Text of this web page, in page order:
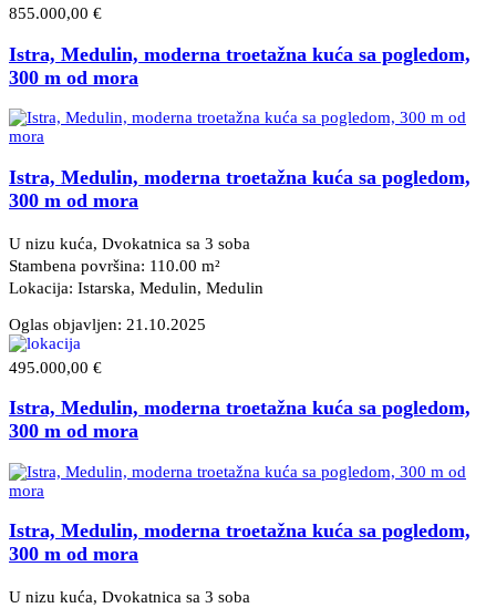
855.000,00 €
Istra, Medulin, moderna troetažna kuća sa pogledom,
300 m od mora
Istra, Medulin, moderna troetažna kuća sa pogledom,
300 m od mora
U nizu kuća, Dvokatnica sa 3 soba
Stambena površina: 110.00 m²
Lokacija: Istarska, Medulin, Medulin
Oglas objavljen: 21.10.2025
495.000,00 €
Istra, Medulin, moderna troetažna kuća sa pogledom,
300 m od mora
Istra, Medulin, moderna troetažna kuća sa pogledom,
300 m od mora
U nizu kuća, Dvokatnica sa 3 soba